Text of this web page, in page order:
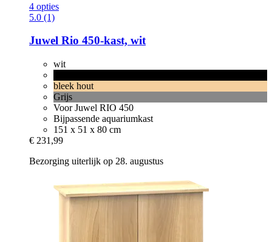
4 opties
5.0 (1)
Juwel Rio 450-​kast, wit
wit
bleek hout
Grijs
Voor Juwel RIO 450
Bijpassende aquariumkast
151 x 51 x 80 cm
€ 231,99
Bezorging uiterlijk op 28. augustus